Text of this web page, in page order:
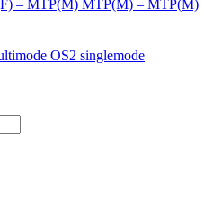
– MTP(M) MTP(M) – MTP(M)
OS2 singlemode